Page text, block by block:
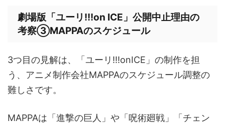
劇場版「ユーリ!!!on ICE」公開中止理由の
考察③MAPPAのスケジュール
3つ目の見解は、「ユーリ!!!onICE」の制作を担
う、アニメ制作会社MAPPAのスケジュール調整の
難しさです。
MAPPAは「進撃の巨人」や「呪術廻戦」「チェン